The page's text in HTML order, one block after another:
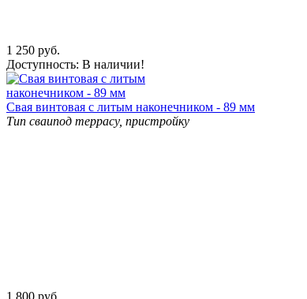
1 250 руб.
Доступность: В наличии!
Свая винтовая с литым наконечником - 89 мм
Тип сваипод террасу, пристройку